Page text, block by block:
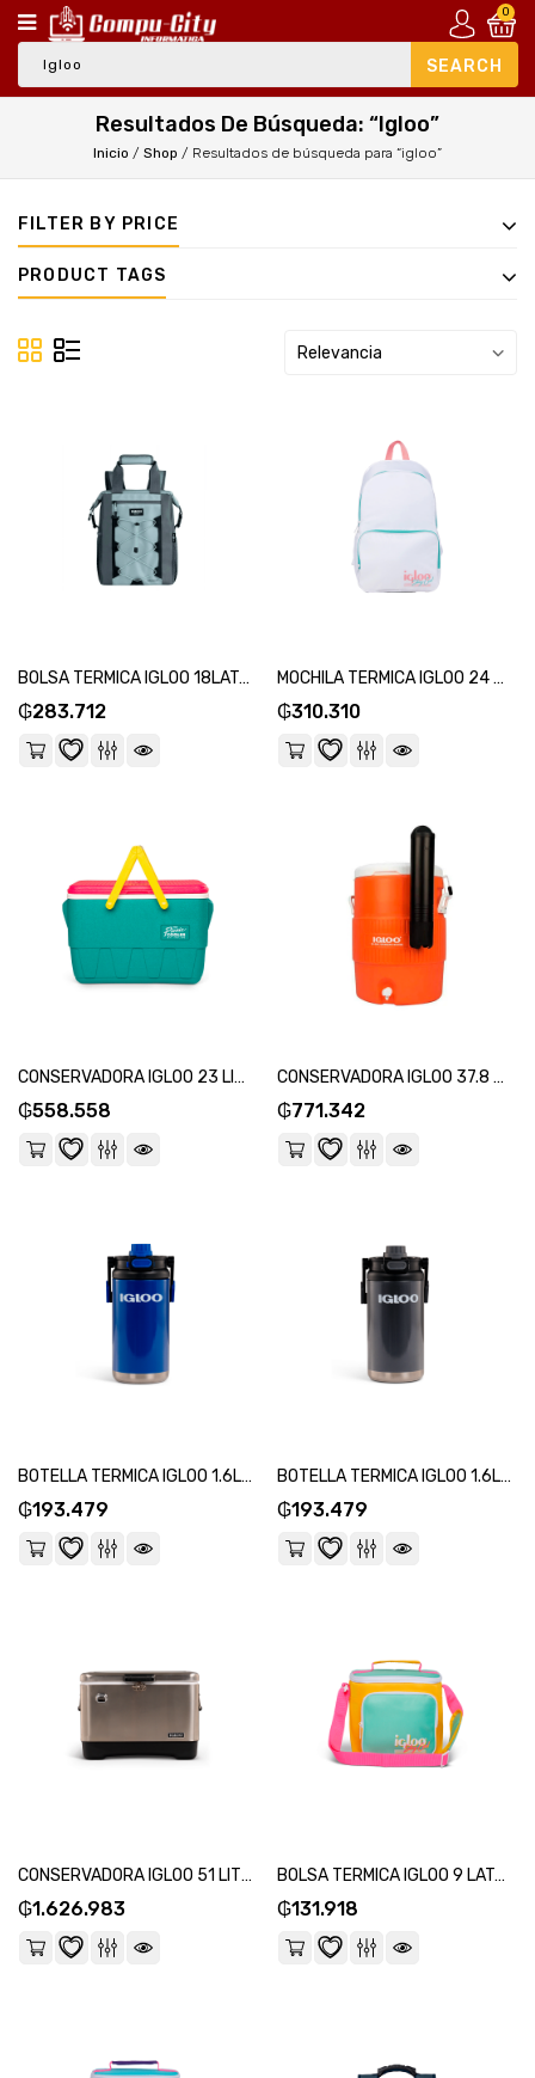
0
Resultados De Búsqueda: “igloo”
Inicio / Shop / Resultados de búsqueda para “igloo”
FILTER BY PRICE
PRODUCT TAGS
Relevancia
BOLSA TERMICA IGLOO 18LATAS MAXCOLD SNAPDOWN GRIS 66316-SKU:112741
₲283.712
MOCHILA TERMICA IGLOO 24 LATAS RETRO BACKPACK BLANCO 60949-SKU:104937
₲310.310
CONSERVADORA IGLOO 23 LITROS PICNIC RETRO BK JADE 48537-SKU:101424
₲558.558
CONSERVADORA IGLOO 37.8 LITROS C/ASIENTO DISP.VASO 42021 NARANJA-SKU:93330
₲771.342
BOTELLA TERMICA IGLOO 1.6L AZUL C/MANIJA 31485-SKU:118729
₲193.479
BOTELLA TERMICA IGLOO 1.6L NEGRO C/MANIJA 31486-SKU:118712
₲193.479
CONSERVADORA IGLOO 51 LITROS LEGACY ACERO INOXIDABLE 50656-SKU:118705
₲1.626.983
BOLSA TERMICA IGLOO 9 LATAS VERTICAL LUNCH RETRO AMARILLO 66061-SKU:118675
₲131.918